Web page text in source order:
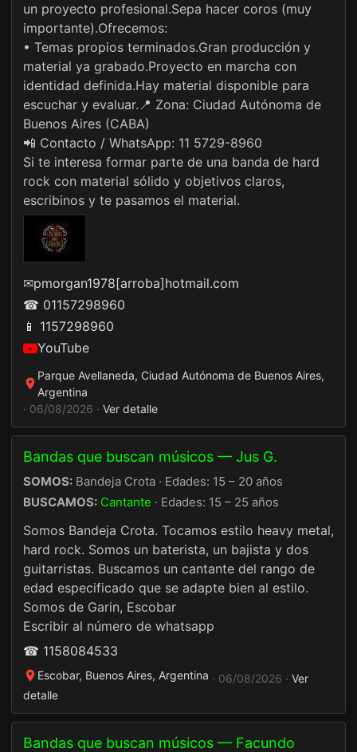
un proyecto profesional.Sepa hacer coros (muy
importante).Ofrecemos:
• Temas propios terminados.Gran producción y
material ya grabado.Proyecto en marcha con
identidad definida.Hay material disponible para
escuchar y evaluar.📍 Zona: Ciudad Autónoma de
Buenos Aires (CABA)
📲 Contacto / WhatsApp: 11 5729-8960
Si te interesa formar parte de una banda de hard
rock con material sólido y objetivos claros,
escribinos y te pasamos el material.
✉pmorgan1978[arroba]hotmail.com
☎ 01157298960
📱 1157298960
YouTube
Parque Avellaneda, Ciudad Autónoma de Buenos Aires,
Argentina
· 06/08/2026 · Ver detalle
Bandas que buscan músicos — Jus G.
SOMOS: Bandeja Crota · Edades: 15 – 20 años
BUSCAMOS: Cantante · Edades: 15 – 25 años
Somos Bandeja Crota. Tocamos estilo heavy metal,
hard rock. Somos un baterista, un bajista y dos
guitarristas. Buscamos un cantante del rango de
edad especificado que se adapte bien al estilo.
Somos de Garin, Escobar
Escribir al número de whatsapp
☎ 1158084533
Escobar, Buenos Aires, Argentina · 06/08/2026 · Ver
detalle
Bandas que buscan músicos — Facundo